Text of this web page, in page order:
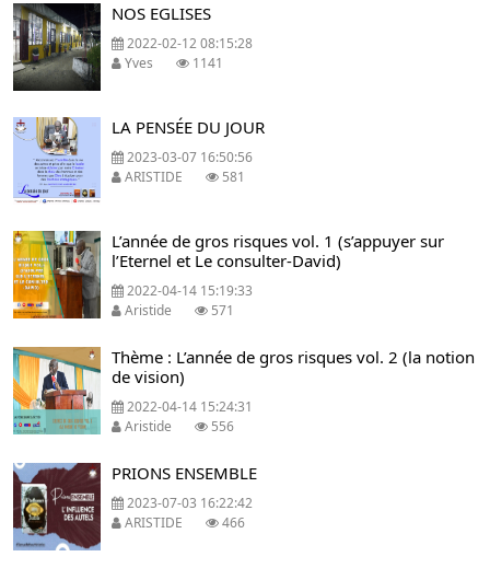
NOS EGLISES
2022-02-12 08:15:28
Yves
1141
LA PENSÉE DU JOUR
2023-03-07 16:50:56
ARISTIDE
581
L’année de gros risques vol. 1 (s’appuyer sur
l’Eternel et Le consulter-David)
2022-04-14 15:19:33
Aristide
571
Thème : L’année de gros risques vol. 2 (la notion
de vision)
2022-04-14 15:24:31
Aristide
556
PRIONS ENSEMBLE
2023-07-03 16:22:42
ARISTIDE
466